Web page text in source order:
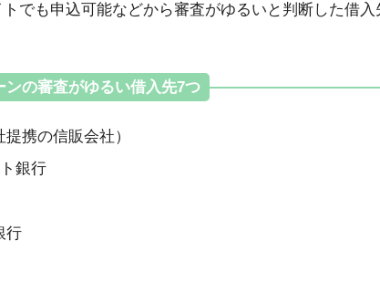
トカードを解約する
を受けない
額を確認する
ムローンを依頼する時の3つの注意点
か確認する
でも申込可能などから審査がゆるいと判断した借入
ンの審査がゆるい借入先7つ
携の信販会社）
銀行
行